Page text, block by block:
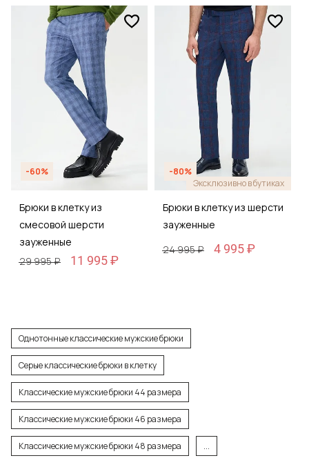
-60%
Брюки в клетку из
смесовой шерсти
зауженные
29 995 ₽
11 995 ₽
-80%
Эксклюзивно в бутиках
Брюки в клетку из шерсти
зауженные
24 995 ₽
4 995 ₽
Однотонные классические мужские брюки
Серые классические брюки в клетку
Классические мужские брюки 44 размера
Классические мужские брюки 46 размера
Классические мужские брюки 48 размера ...